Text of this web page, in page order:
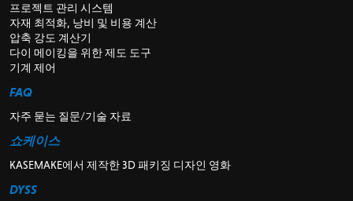
프로젝트 관리 시스템
자재 최적화, 낭비 및 비용 계산
압축 강도 계산기
다이 메이킹을 위한 제도 도구
기계 제어
FAQ
자주 묻는 질문/기술 자료
쇼케이스
KASEMAKE에서 제작한 3D 패키징 디자인 영화
DYSS